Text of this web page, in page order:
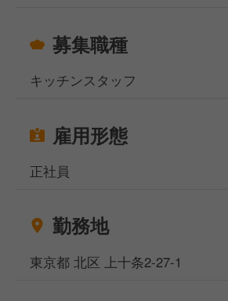
募集職種
キッチンスタッフ
雇用形態
正社員
勤務地
東京都 北区 上十条2-27-1